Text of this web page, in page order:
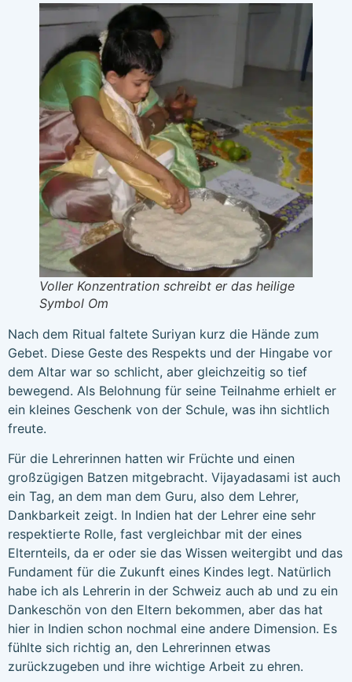
Voller Konzentration schreibt er das heilige
Symbol Om
Nach dem Ritual faltete Suriyan kurz die Hände zum
Gebet. Diese Geste des Respekts und der Hingabe vor
dem Altar war so schlicht, aber gleichzeitig so tief
bewegend. Als Belohnung für seine Teilnahme erhielt er
ein kleines Geschenk von der Schule, was ihn sichtlich
freute.
Für die Lehrerinnen hatten wir Früchte und einen
großzügigen Batzen mitgebracht. Vijayadasami ist auch
ein Tag, an dem man dem Guru, also dem Lehrer,
Dankbarkeit zeigt. In Indien hat der Lehrer eine sehr
respektierte Rolle, fast vergleichbar mit der eines
Elternteils, da er oder sie das Wissen weitergibt und das
Fundament für die Zukunft eines Kindes legt. Natürlich
habe ich als Lehrerin in der Schweiz auch ab und zu ein
Dankeschön von den Eltern bekommen, aber das hat
hier in Indien schon nochmal eine andere Dimension. Es
fühlte sich richtig an, den Lehrerinnen etwas
zurückzugeben und ihre wichtige Arbeit zu ehren.